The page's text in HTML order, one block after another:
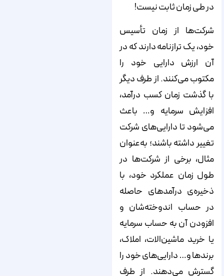
در طی زمان ثابت نیست!
شرکت‌ها از زمان تأسیس
خود، یک ترازنامه دارند که در
آن ارزش دارایی خود را
مکتوب می‌کنند. از طرف دیگر
با گذشت زمان کسب درآمد،
افزایش سرمایه و… باعث
می‌شود تا دارایی‌های شرکت
تغییر داشته باشند؛ به‌عنوان
مثال، برخی از شرکت‌ها در
طول زمان عملکرد خود، با
ذخیره‌ی درآمدهای حاصله
در حساب اندوخته‌شان و
افزودن آن به حساب سرمایه
یا خرید ماشین‌الات، املاک،
برندها و… دارایی‌های خود را
گسترش می‌دهند. از طرف